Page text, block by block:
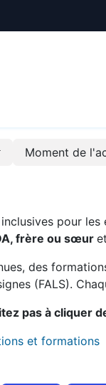
Moment de
pour
frère ou sœur
des
(FALS).
pas à cliquer
et formations